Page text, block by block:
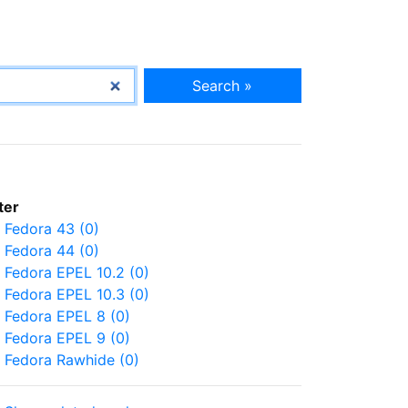
Search »
Fedora 43 (0)
Fedora 44 (0)
Fedora EPEL 10.2 (0)
Fedora EPEL 10.3 (0)
Fedora EPEL 8 (0)
Fedora EPEL 9 (0)
Fedora Rawhide (0)